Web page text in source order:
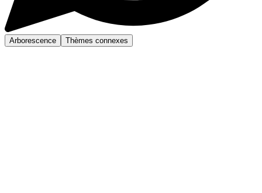
Arborescence Thèmes connexes